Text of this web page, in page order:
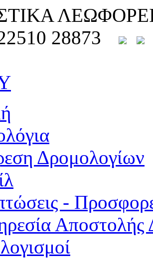
28873
Δρομολογίων
-
Αποστολής